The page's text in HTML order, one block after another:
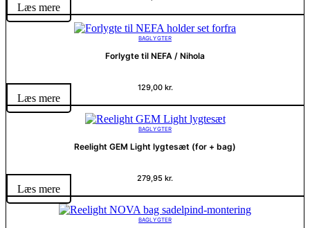
Læs mere
BAGLYGTER
Forlygte til NEFA / Nihola
129,00 kr.
Læs mere
BAGLYGTER
Reelight GEM Light lygtesæt (for + bag)
279,95 kr.
Læs mere
BAGLYGTER